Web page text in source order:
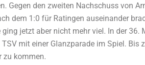
Gegen den zweiten Nachschuss von
dem 1:0 für Ratingen auseinander
jetzt aber nicht mehr viel. In der
mit einer Glanzparade im Spiel. Bis
zu kommen.